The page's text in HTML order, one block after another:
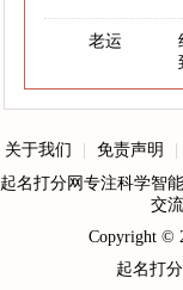
老运
关于我们 免责声明
起名打分网专注科学智
交
Copyright ©
起名打